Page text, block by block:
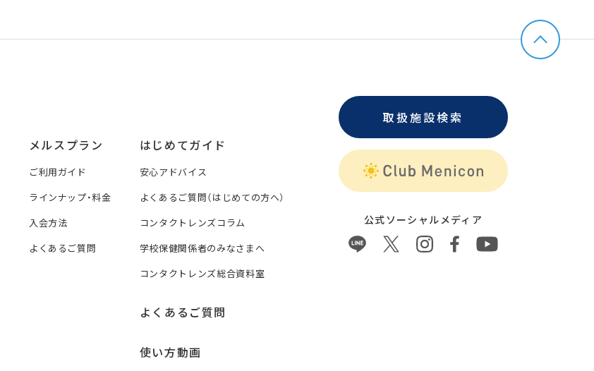
メルスプラン
ご利用ガイド
ラインナップ・料金
入会方法
よくあるご質問
はじめてガイド
安心アドバイス
よくあるご質問（はじめての方へ）
コンタクトレンズコラム
学校保健関係者のみなさまへ
コンタクトレンズ総合資料室
よくあるご質問
使い方動画
取扱施設検索
公式ソーシャルメディア